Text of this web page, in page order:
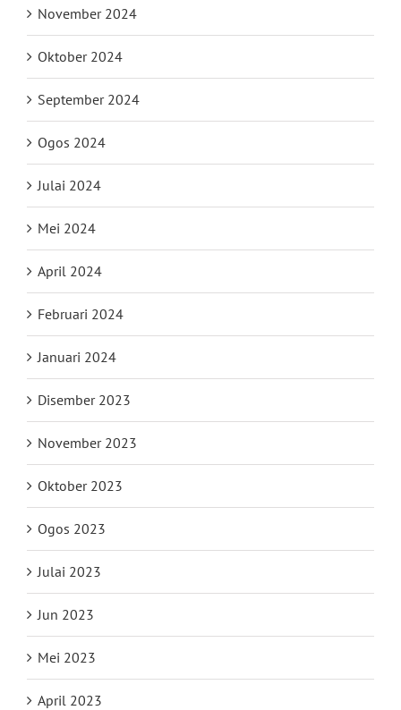
November 2024
Oktober 2024
September 2024
Ogos 2024
Julai 2024
Mei 2024
April 2024
Februari 2024
Januari 2024
Disember 2023
November 2023
Oktober 2023
Ogos 2023
Julai 2023
Jun 2023
Mei 2023
April 2023